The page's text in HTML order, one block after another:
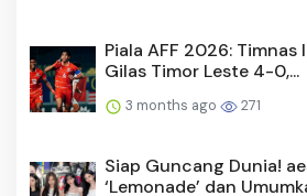
Piala AFF 2026: Timnas
Gilas Timor Leste 4-0,...
3 months ago 271
Siap Guncang Dunia!
‘Lemonade’ dan